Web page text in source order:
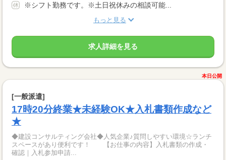
※シフト勤務です。※土日祝休みの相談可能...
もっと見る
求人詳細を見る
本日公開
[一般派遣]
17時20分終業★未経験OK★入札書類作成など
★
◆建設コンサルティング会社◆人気企業♪質問しやすい環境☆ランチ
スペースがあり便利です！ 【お仕事の内容】入札書類の作成・
確認｜入札参加申請...